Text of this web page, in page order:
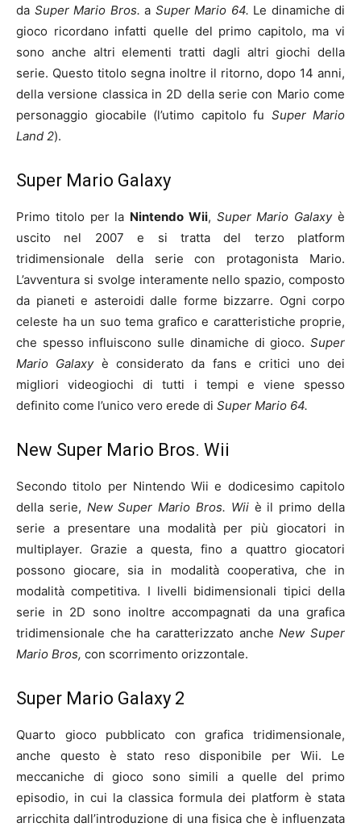
da Super Mario Bros. a Super Mario 64. Le dinamiche di
gioco ricordano infatti quelle del primo capitolo, ma vi
sono anche altri elementi tratti dagli altri giochi della
serie. Questo titolo segna inoltre il ritorno, dopo 14 anni,
della versione classica in 2D della serie con Mario come
personaggio giocabile (l’utimo capitolo fu Super Mario
Land 2).
Super Mario Galaxy
Primo titolo per la Nintendo Wii, Super Mario Galaxyè
uscito nel 2007 e si tratta del terzo platform
tridimensionale della serie con protagonista Mario.
L’avventura si svolge interamente nello spazio, composto
da pianeti e asteroidi dalle forme bizzarre. Ogni corpo
celeste ha un suo tema grafico e caratteristiche proprie,
che spesso influiscono sulle dinamiche di gioco. Super
Mario Galaxyè considerato da fans e critici uno dei
migliori videogiochi di tutti i tempi e viene spesso
definito come l’unico vero erede di Super Mario 64.
New Super Mario Bros. Wii
Secondo titolo per Nintendo Wii e dodicesimo capitolo
della serie, New Super Mario Bros. Wii è il primo della
serie a presentare una modalità per più giocatori in
multiplayer. Grazie a questa, fino a quattro giocatori
possono giocare, sia in modalità cooperativa, che in
modalità competitiva. I livelli bidimensionali tipici della
serie in 2D sono inoltre accompagnati da una grafica
tridimensionale che ha caratterizzato ancheNew Super
Mario Bros, con scorrimento orizzontale.
Super Mario Galaxy 2
Quarto gioco pubblicato con grafica tridimensionale,
anche questo è stato reso disponibile per Wii. Le
meccaniche di gioco sono simili a quelle del primo
episodio, in cui la classica formula dei platform è stata
arricchita dall’introduzione di una fisica che è influenzata